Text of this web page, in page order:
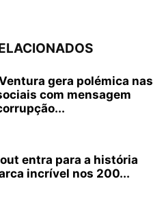
gera polémica nas
com mensagem
entra para a história
incrível nos 200...